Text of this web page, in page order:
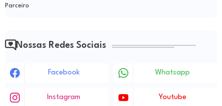
Parceiro
Nossas Redes Sociais
Facebook Whatsapp
Instagram Youtube